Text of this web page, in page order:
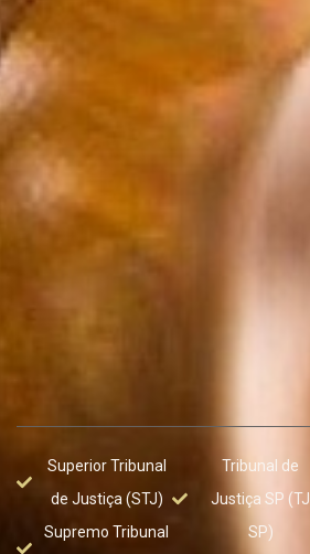
Superior Tribunal
de Justiça (STJ)
Supremo Tribunal
Tribunal de
Justiça SP (TJ
SP)